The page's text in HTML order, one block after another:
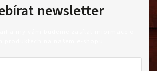
newsletter